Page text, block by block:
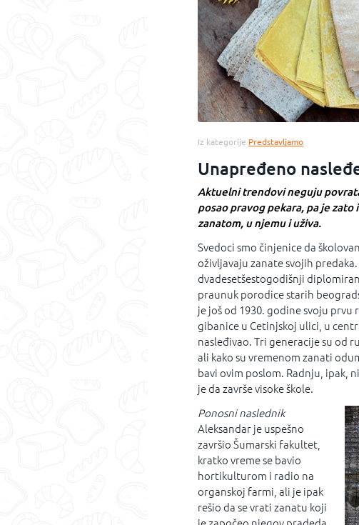
Iz kategorije Predstavljamo
Unapređeno
Aktuelni trendovi neguju
posao pravog pekara, pa je
zanatom, u njemu i uživa.
Svedoci smo činjenice da
oživljavaju zanate svojih
dvadesetšestogodišnji
praunuk porodice starih
je još od 1930. godine svoju
gibanice u Cetinjskoj ulici, u
nasleđivao. Tri generacije su od
ali kako su vremenom zanati
bavi ovim poslom. Radnju, ipak,
je da završe visoke škole.
Ponosni naslednik
Aleksandar je uspešno
završio Šumarski fakultet,
kratko vreme se bavio
hortikulturom i radio na
organskoj farmi, ali je ipak
rešio da se vrati zanatu koji